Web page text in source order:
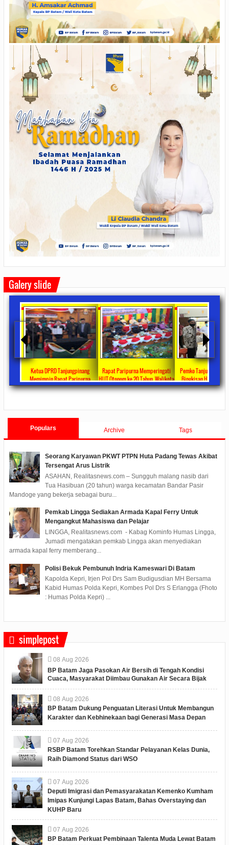
Galery slide
Ketua DPRD Tanjungpinang
Memimpin Rapat Paripurna
Pengesahan Ranperda Perubahan
Rapat Paripurna Memperingati
HUT Otonom ke 20 Tahun, Walikota
Rahma Paparkan Capaian
Pemko Tanjung
Bingkisan Hari Raya
Untuk Masyarakat
Populars Archive Tags
Seorang Karyawan PKWT PTPN Huta Padang Tewas Akibat
Tersengat Arus Listrik
ASAHAN, Realitasnews.com – Sungguh malang nasib dari
Tua Hasibuan (20 tahun) warga kecamatan Bandar Pasir
Mandoge yang bekerja sebagai buru...
Pemkab Lingga Sediakan Armada Kapal Ferry Untuk
Mengangkut Mahasiswa dan Pelajar
LINGGA, Realitasnews.com - Kabag Kominfo Humas Lingga,
Jumadi mengatakan pemkab Lingga akan menyediakan
armada kapal ferry memberang...
Polisi Bekuk Pembunuh Indria Kameswari Di Batam
Kapolda Kepri, Irjen Pol Drs Sam Budigusdian MH Bersama
Kabid Humas Polda Kepri, Kombes Pol Drs S Erlangga (Fhoto
: Humas Polda Kepri) ...
simplepost
08 Aug 2026
BP Batam Jaga Pasokan Air Bersih di Tengah Kondisi
Cuaca, Masyarakat Diimbau Gunakan Air Secara Bijak
08 Aug 2026
BP Batam Dukung Penguatan Literasi Untuk Membangun
Karakter dan Kebhinekaan bagi Generasi Masa Depan
07 Aug 2026
RSBP Batam Torehkan Standar Pelayanan Kelas Dunia,
Raih Diamond Status dari WSO
07 Aug 2026
Deputi Imigrasi dan Pemasyarakatan Kemenko Kumham
Imipas Kunjungi Lapas Batam, Bahas Overstaying dan
KUHP Baru
07 Aug 2026
BP Batam Perkuat Pembinaan Talenta Muda Lewat Batam